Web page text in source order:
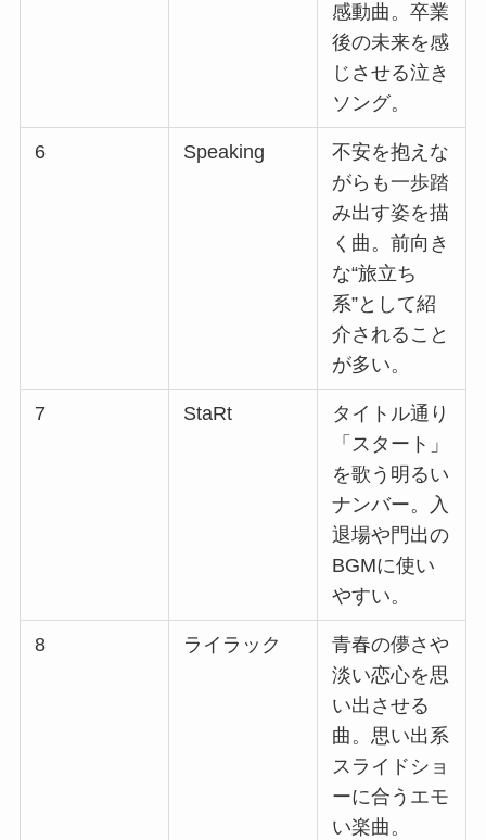
感動曲。卒業
後の未来を感
じさせる泣き
ソング。
6 Speaking
不安を抱えな
がらも一歩踏
み出す姿を描
く曲。前向き
な“旅立ち
系”として紹
介されること
が多い。
7 StaRt
タイトル通り
「スタート」
を歌う明るい
ナンバー。入
退場や門出の
BGMに使い
やすい。
8 ライラック
青春の儚さや
淡い恋心を思
い出させる
曲。思い出系
スライドショ
ーに合うエモ
い楽曲。